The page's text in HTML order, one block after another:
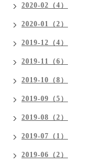
2020-02（4）
2020-01（2）
2019-12（4）
2019-11（6）
2019-10（8）
2019-09（5）
2019-08（2）
2019-07（1）
2019-06（2）